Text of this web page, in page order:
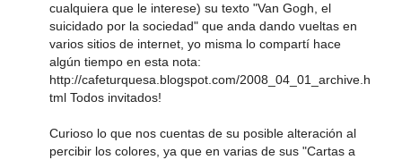
cualquiera que le interese) su texto "Van Gogh, el
suicidado por la sociedad" que anda dando vueltas en
varios sitios de internet, yo misma lo compartí hace
algún tiempo en esta nota:
http://cafeturquesa.blogspot.com/2008_04_01_archive.h
tml Todos invitados!
Curioso lo que nos cuentas de su posible alteración al
percibir los colores, ya que en varias de sus "Cartas a